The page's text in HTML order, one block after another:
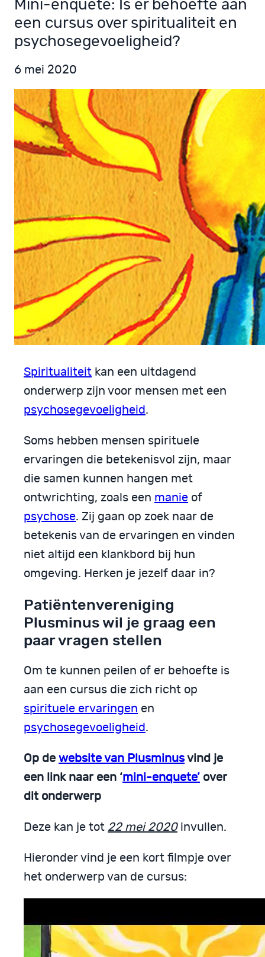
Mini-enquete: Is er behoefte aan
een cursus over spiritualiteit en
psychosegevoeligheid?
6 mei 2020
Spiritualiteit kan een uitdagend
onderwerp zijn voor mensen met een
psychosegevoeligheid .
Soms hebben mensen spirituele
ervaringen die betekenisvol zijn, maar
die samen kunnen hangen met
ontwrichting, zoals een manie of
psychose. Zij gaan op zoek naar de
betekenis van de ervaringen en vinden
niet altijd een klankbord bij hun
omgeving. Herken je jezelf daar in?
Patiëntenvereniging
Plusminus wil je graag een
paar vragen stellen
Om te kunnen peilen of er behoefte is
aan een cursus die zich richt op
spirituele ervaringen en
psychosegevoeligheid .
Op de website van Plusminus vind je
een link naar een ‘mini-enquete’ over
dit onderwerp
Deze kan je tot 22 mei 2020invullen.
Hieronder vind je een kort filmpje over
het onderwerp van de cursus: